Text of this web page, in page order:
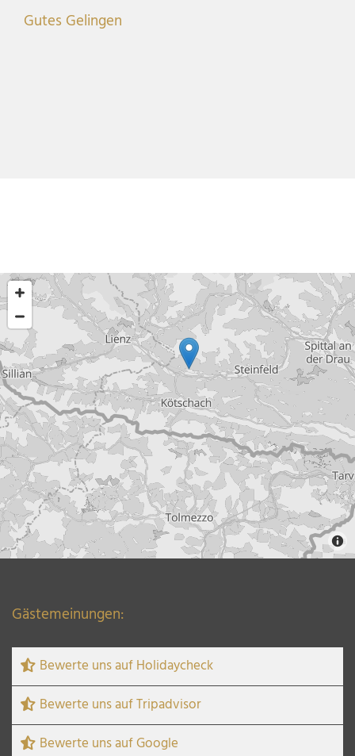
Gutes Gelingen
Gästemeinungen:
Bewerte uns auf Holidaycheck
Bewerte uns auf Tripadvisor
Bewerte uns auf Google